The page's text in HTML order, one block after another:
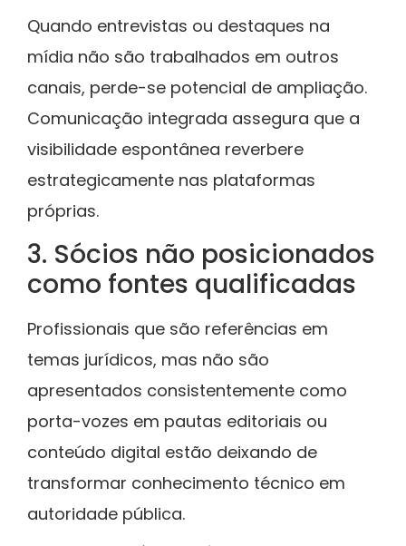
Quando entrevistas ou destaques na
mídia não são trabalhados em outros
canais, perde-se potencial de ampliação.
Comunicação integrada assegura que a
visibilidade espontânea reverbere
estrategicamente nas plataformas
próprias.
3. Sócios não posicionados
como fontes qualificadas
Profissionais que são referências em
temas jurídicos, mas não são
apresentados consistentemente como
porta-vozes em pautas editoriais ou
conteúdo digital estão deixando de
transformar conhecimento técnico em
autoridade pública.